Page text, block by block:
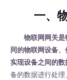
一、物
物联网网关
同的物联网设备
实现设备之间的
备的数据进行处